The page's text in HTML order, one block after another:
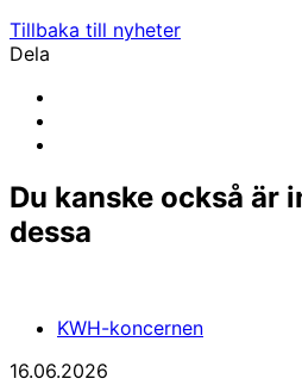
Tillbaka till nyheter
Dela
email
Du kanske också är
dessa
KWH-koncernen
16.06.2026